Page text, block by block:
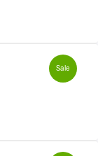
Sale